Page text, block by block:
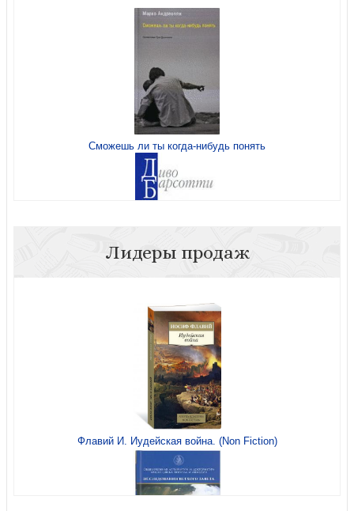
Францисканство.
Сможешь ли ты когда-нибудь понять
Будете Мне свидетелями...
Лидеры продаж
Флавий И. Иудейская война. (Non Fiction)